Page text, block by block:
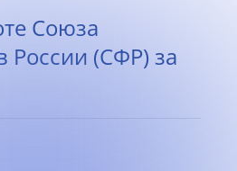
Союза
России (СФР) за